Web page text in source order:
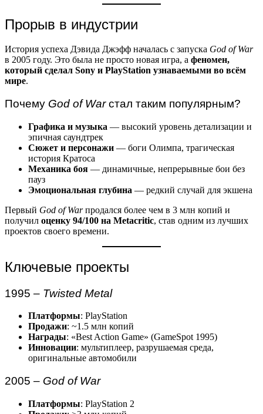
Прорыв в индустрии
История успеха Дэвида Джэфф началась с запуска God of War
в 2005 году. Это была не просто новая игра, а феномен,
который сделал Sony и PlayStation узнаваемыми во всём
мире.
Почему God of Warстал таким популярным?
Графика и музыка — высокий уровень детализации и
эпичная саундтрек
Сюжет и персонажи — боги Олимпа, трагическая
история Кратоса
Механика боя — динамичные, непрерывные бои без
пауз
Эмоциональная глубина — редкий случай для экшена
Первый God of Warпродался более чем в 3 млн копий и
получил оценку 94/100 на Metacritic, став одним из лучших
проектов своего времени.
Ключевые проекты
1995 – Twisted Metal
Платформы: PlayStation
Продажи: ~1.5 млн копий
Награды: «Best Action Game» (GameSpot 1995)
Инновации: мультиплеер, разрушаемая среда,
оригинальные автомобили
2005 – God of War
Платформы: PlayStation 2